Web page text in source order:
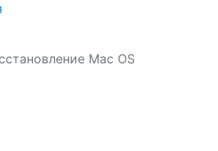
Mac OS